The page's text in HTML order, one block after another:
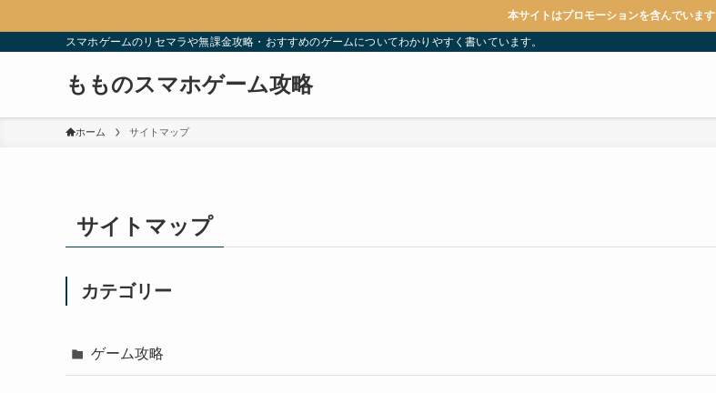
本サイトはプロモーションを含んでいます
スマホゲームのリセマラや無課金攻略・おすすめのゲームについてわかりやすく書いています。
もものスマホゲーム攻略
ホーム サイトマップ
サイトマップ
カテゴリー
ゲーム攻略